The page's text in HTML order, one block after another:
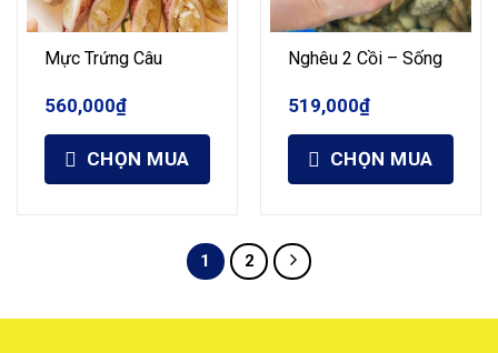
Mực Trứng Câu
560,000₫
CHỌN MUA
Nghêu 2 Cồi – Sống
519,000₫
CHỌN MUA
1 2